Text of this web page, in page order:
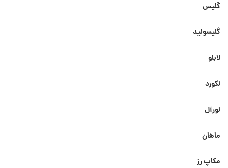
گلیس
گلیسولید
لابلو
لکورد
لورآل
ماهان
مکاپ رز